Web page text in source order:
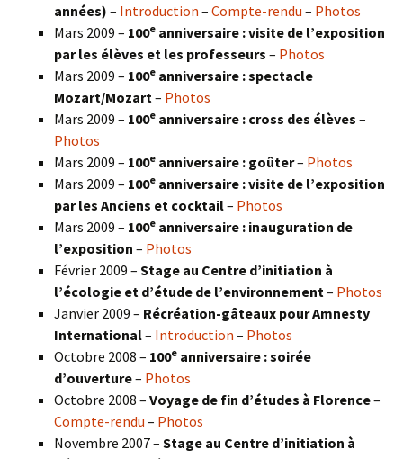
années) – Introduction – Compte-rendu – Photos
Mars 2009 – 100e anniversaire : visite de l’exposition
par les élèves et les professeurs – Photos
Mars 2009 – 100e anniversaire : spectacle
Mozart/Mozart – Photos
Mars 2009 – 100e anniversaire : cross des élèves –
Photos
Mars 2009 – 100e anniversaire : goûter– Photos
Mars 2009 – 100e anniversaire : visite de l’exposition
par les Anciens et cocktail– Photos
Mars 2009 – 100e anniversaire : inauguration de
l’exposition – Photos
Février 2009 – Stage au Centre d’initiation à
l’écologie et d’étude de l’environnement – Photos
Janvier 2009 – Récréation-gâteaux pour Amnesty
International– Introduction – Photos
Octobre 2008 – 100e anniversaire : soirée
d’ouverture– Photos
Octobre 2008 – Voyage de fin d’études à Florence–
Compte-rendu – Photos
Novembre 2007 – Stage au Centre d’initiation à